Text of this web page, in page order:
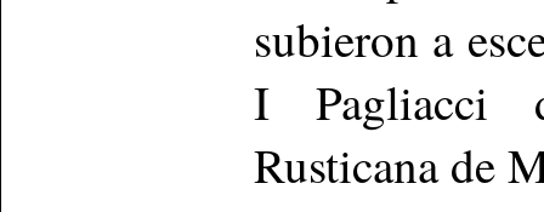
subieron a
I Pagliacci
Rusticana de